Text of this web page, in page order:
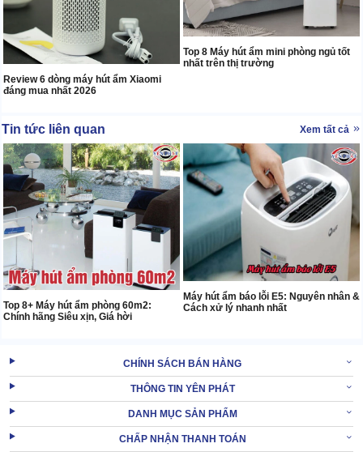
Review 6 dòng máy hút ẩm Xiaomi
đáng mua nhất 2026
Top 8 Máy hút ẩm mini phòng ngủ tốt
nhất trên thị trường
Tin tức liên quan Xem tất cả
Top 8+ Máy hút ẩm phòng 60m2:
Chính hãng Siêu xịn, Giá hời
Máy hút ẩm báo lỗi E5: Nguyên nhân &
Cách xử lý nhanh nhất
CHÍNH SÁCH BÁN HÀNG
THÔNG TIN YÊN PHÁT
DANH MỤC SẢN PHẨM
CHẤP NHẬN THANH TOÁN